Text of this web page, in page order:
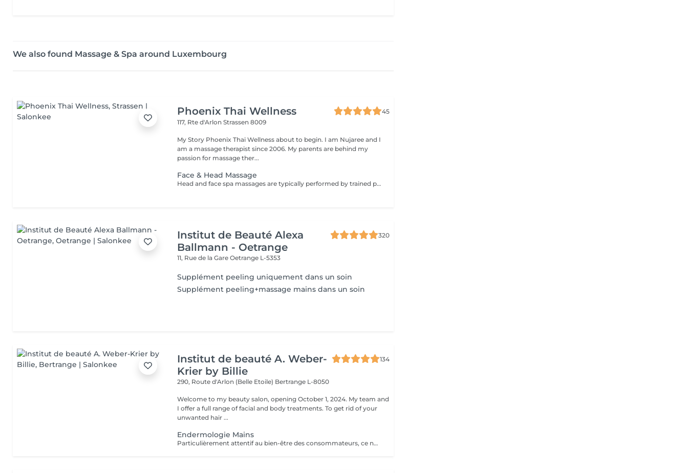
We also found Massage & Spa around Luxembourg
Phoenix Thai Wellness
45
117, Rte d'ArlonStrassen 8009
My Story Phoenix Thai Wellness about to begin. I am Nujaree and I
am a massage therapist since 2006. My parents are behind my
passion for massage ther...
Face & Head Massage
Head and face spa massages are typically performed by trained professionals in spa or wellness centers, providing a range of benefits including deep stress relief, a refreshed and revitalized feeling, eased muscle tightness, and enhanced skin health.
Institut de Beauté Alexa
Ballmann - Oetrange
320
11, Rue de la GareOetrange L-5353
Supplément peeling uniquement dans un soin
Supplément peeling+massage mains dans un soin
Institut de beauté A. Weber-
Krier by Billie
134
290, Route d'Arlon (Belle Etoile) Bertrange L-8050
Welcome to my beauty salon, opening October 1, 2024. My team and
I offer a full range of facial and body treatments. To get rid of your
unwanted hair ...
Endermologie Mains
Particulièrement attentif au bien-être des consommateurs, ce nouveau protocole exclusif LPG® est l'alliance de la technicité, qui s'appuie sur la technologie brevetée de l'appareil CelluM6 Alliance® et de la sensorialité pour une efficacité immédiate et durable sur le corps. Et ce, grâce à une succession de manoeuvres réalisées à la fois par la tête de soin Alliance®, l'application d'un masque et par les mains du praticien.